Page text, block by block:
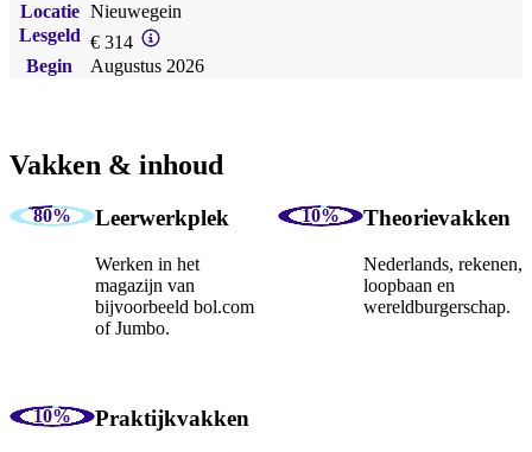
Locatie Nieuwegein
Lesgeld € 314
Begin
Augustus 2026
Vakken & inhoud
Leerwerkplek
Werken in het
magazijn van
bijvoorbeeld bol.com
of Jumbo.
Theorievakken
Nederlands, rekenen,
loopbaan en
wereldburgerschap.
Praktijkvakken